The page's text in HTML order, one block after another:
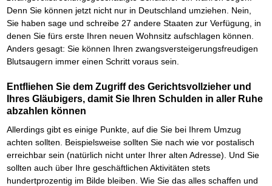
Denn Sie können jetzt nicht nur in Deutschland umziehen. Nein,
Sie haben sage und schreibe 27 andere Staaten zur Verfügung, in
denen Sie fürs erste Ihren neuen Wohnsitz aufschlagen können.
Anders gesagt: Sie können Ihren zwangsversteigerungsfreudigen
Blutsaugern immer einen Schritt voraus sein.
Entfliehen Sie dem Zugriff des Gerichtsvollzieher und
Ihres Gläubigers, damit Sie Ihren Schulden in aller Ruhe
abzahlen können
Allerdings gibt es einige Punkte, auf die Sie bei Ihrem Umzug
achten sollten. Beispielsweise sollten Sie nach wie vor postalisch
erreichbar sein (natürlich nicht unter Ihrer alten Adresse). Und Sie
sollten auch über Ihre geschäftlichen Aktivitäten stets
hundertprozentig im Bilde bleiben. Wie Sie das alles schaffen und